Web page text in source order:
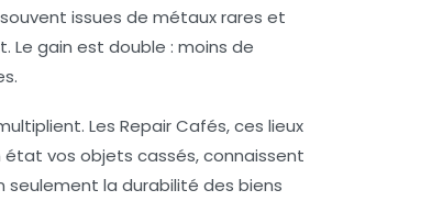
issues de métaux rares et
Le gain est double : moins de
Les Repair Cafés, ces lieux
vos objets cassés, connaissent
la durabilité des biens